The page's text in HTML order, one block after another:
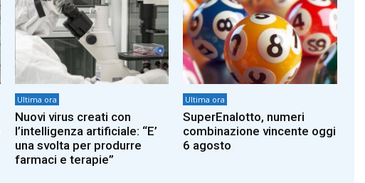
Ultima ora
Nuovi virus creati con
l’intelligenza artificiale: “E’
una svolta per produrre
farmaci e terapie”
Ultima ora
SuperEnalotto, numeri
combinazione vincente oggi
6 agosto